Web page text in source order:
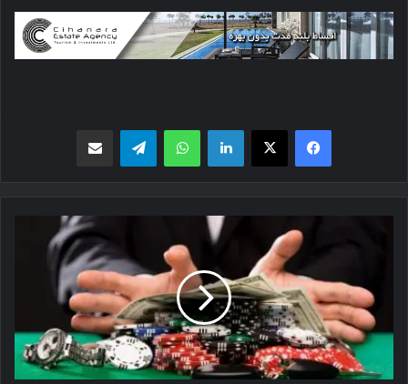
فیسبوک X لینکدین واتس اپ